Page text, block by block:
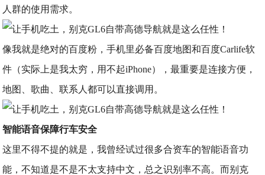
人群的使用需求。
像我就是绝对的百度粉，手机里必备百度地图和百度Carlife软
件（实际上是我太穷，用不起iPhone），最重要是连接方便，
地图、歌曲、联系人都可以直接调用。
智能语音保障行车安全
这里不得不提的就是，我曾经试过很多合资车的智能语音功
能，不知道是不是不太支持中文，总之识别率不高。而别克